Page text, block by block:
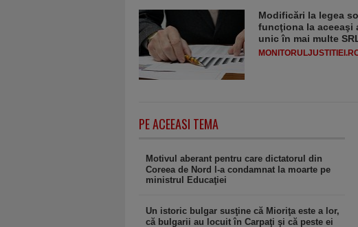
Modificări la legea
funcţiona la aceeaşi
unic în mai multe
PE ACEEASI TEMA
Motivul aberant pentru care dictatorul din
Coreea de Nord l-a condamnat la moarte pe
ministrul Educaţiei
Un istoric bulgar susţine că Mioriţa este a lor,
că bulgarii au locuit în Carpaţi şi că peste ei